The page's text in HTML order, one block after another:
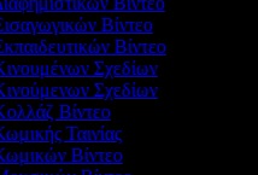
Βίντεο
Βίντεο
Σχεδίων
Σχεδίων
Βίντεο
Ταινίας
Βίντεο